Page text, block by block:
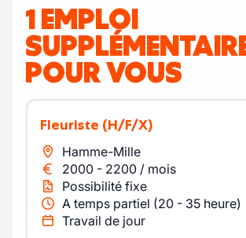
1 EMPLOI
POUR VOUS
Fleuriste (H/F/X)
Hamme-Mille
2000 - 2200 / mois
Possibilité fixe
A temps partiel (20 - 35 heure)
Travail de jour